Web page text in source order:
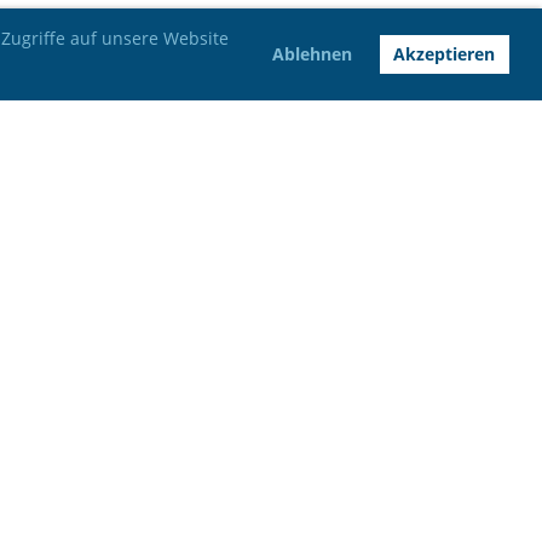
auf unsere Website
Ablehnen Akzeptieren